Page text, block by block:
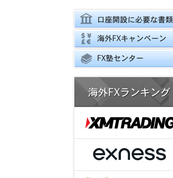
口座開設に必要な書類
海外FXキャンペーン
FX塾センター
海外FXランキング